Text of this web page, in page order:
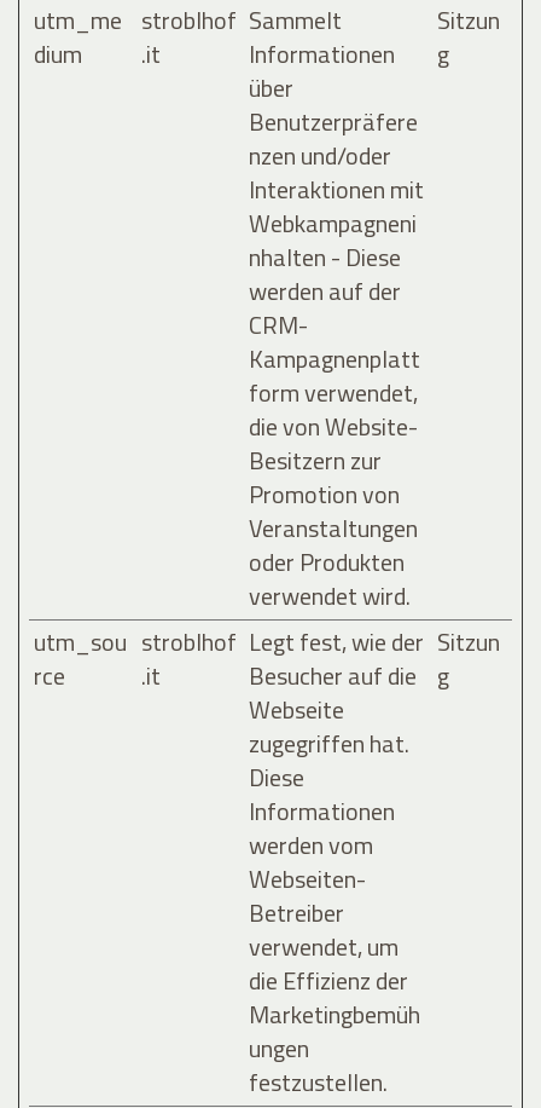
utm_me
dium
stroblhof
.it
Sammelt
Informationen
über
Benutzerpräfere
nzen und/oder
Interaktionen mit
Webkampagneni
nhalten - Diese
werden auf der
CRM-
Kampagnenplatt
form verwendet,
die von Website-
Besitzern zur
Promotion von
Veranstaltungen
oder Produkten
verwendet wird.
Sitzun
g
utm_sou
rce
stroblhof
.it
Legt fest, wie der
Besucher auf die
Webseite
zugegriffen hat.
Diese
Informationen
werden vom
Webseiten-
Betreiber
verwendet, um
die Effizienz der
Marketingbemüh
ungen
festzustellen.
Sitzun
g